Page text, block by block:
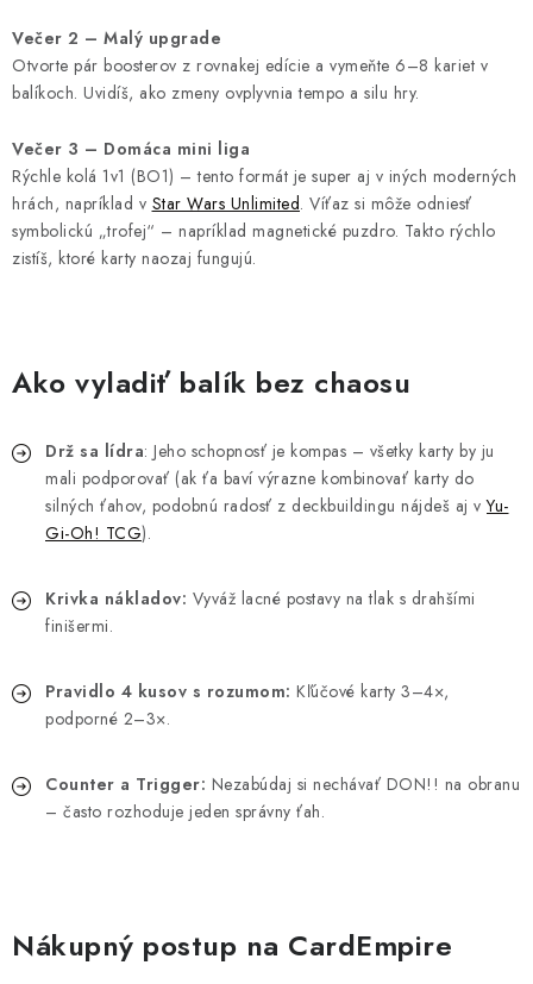
Večer 2 – Malý upgrade
Otvorte pár boosterov z rovnakej edície a vymeňte 6–8 kariet v
balíkoch. Uvidíš, ako zmeny ovplyvnia tempo a silu hry.
Večer 3 – Domáca mini liga
Rýchle kolá 1v1 (BO1) – tento formát je super aj v iných moderných
hrách, napríklad v Star Wars Unlimited. Víťaz si môže odniesť
symbolickú „trofej“ – napríklad magnetické puzdro. Takto rýchlo
zistíš, ktoré karty naozaj fungujú.
Ako vyladiť balík bez chaosu
Drž sa lídra: Jeho schopnosť je kompas – všetky karty by ju
mali podporovať (ak ťa baví výrazne kombinovať karty do
silných ťahov, podobnú radosť z deckbuildingu nájdeš aj vYu-
Gi-Oh! TCG).
Krivka nákladov: Vyváž lacné postavy na tlak s drahšími
finišermi.
Pravidlo 4 kusov s rozumom: Kľúčové karty 3–4×,
podporné 2–3×.
Counter a Trigger: Nezabúdaj si nechávať DON!! na obranu
– často rozhoduje jeden správny ťah.
Nákupný postup na CardEmpire